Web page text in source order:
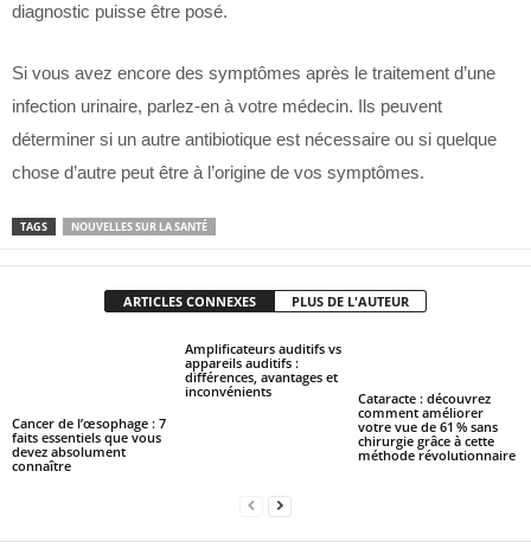
diagnostic puisse être posé.
Si vous avez encore des symptômes après le traitement d’une
infection urinaire, parlez-en à votre médecin. Ils peuvent
déterminer si un autre antibiotique est nécessaire ou si quelque
chose d’autre peut être à l’origine de vos symptômes.
TAGS NOUVELLES SUR LA SANTÉ
ARTICLES CONNEXES PLUS DE L'AUTEUR
Cancer de l’œsophage : 7
faits essentiels que vous
devez absolument
connaître
Amplificateurs auditifs vs
appareils auditifs :
différences, avantages et
inconvénients
Cataracte : découvrez
comment améliorer
votre vue de 61 % sans
chirurgie grâce à cette
méthode révolutionnaire